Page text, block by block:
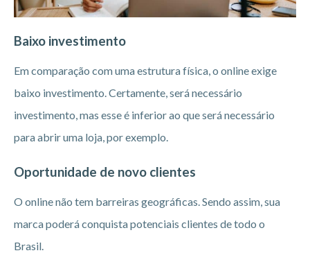
Baixo investimento
Em comparação com uma estrutura física, o online exige
baixo investimento. Certamente, será necessário
investimento, mas esse é inferior ao que será necessário
para abrir uma loja, por exemplo.
Oportunidade de novo clientes
O online não tem barreiras geográficas. Sendo assim, sua
marca poderá conquista potenciais clientes de todo o
Brasil.